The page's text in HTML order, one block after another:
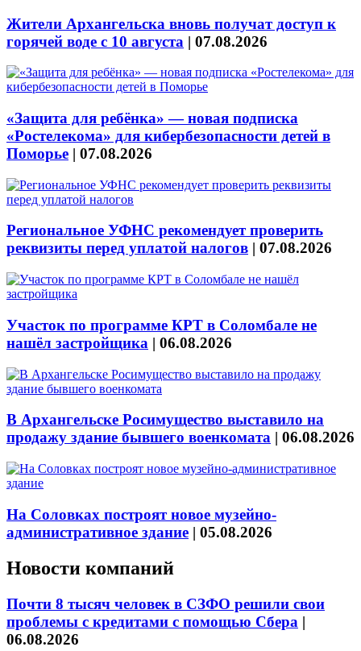
Жители Архангельска вновь получат доступ к
горячей воде с 10 августа | 07.08.2026
«Защита для ребёнка» — новая подписка
«Ростелекома» для кибербезопасности детей в
Поморье | 07.08.2026
Региональное УФНС рекомендует проверить
реквизиты перед уплатой налогов | 07.08.2026
Участок по программе КРТ в Соломбале не
нашёл застройщика | 06.08.2026
В Архангельске Росимущество выставило на
продажу здание бывшего военкомата | 06.08.2026
На Соловках построят новое музейно-
административное здание | 05.08.2026
Новости компаний
Почти 8 тысяч человек в СЗФО решили свои
проблемы с кредитами с помощью Сбера |
06.08.2026